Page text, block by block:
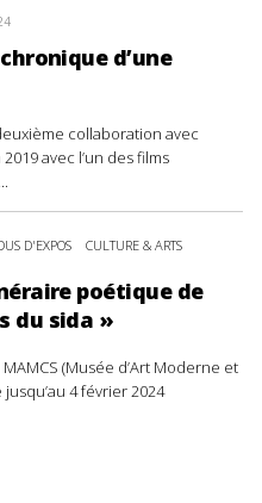
d’une
collaboration avec
avec l’un des films
D'EXPOS CULTURE & ARTS
poétique de
du sida »
(Musée d’Art Moderne et
4 février 2024